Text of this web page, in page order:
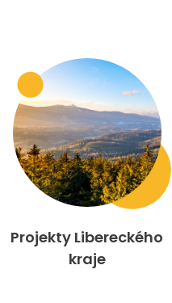
Projekty Libereckého
kraje